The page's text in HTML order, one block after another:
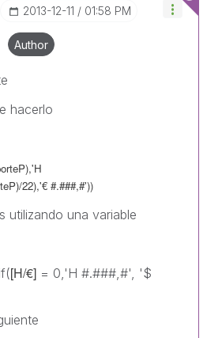
‎2013-12-11 01:58 PM
Author
hacerlo
22),'€ #.###,#'))
utilizando una variable
[H/€] = 0,'H #.###,#', '$